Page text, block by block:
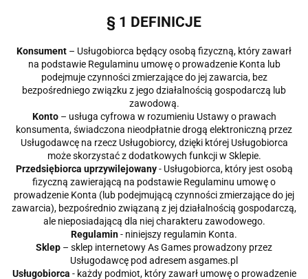
§ 1 DEFINICJE
Konsument – Usługobiorca będący osobą fizyczną, który zawarł
na podstawie Regulaminu umowę o prowadzenie Konta lub
podejmuje czynności zmierzające do jej zawarcia, bez
bezpośredniego związku z jego działalnością gospodarczą lub
zawodową.
Konto– usługa cyfrowa w rozumieniu Ustawy o prawach
konsumenta, świadczona nieodpłatnie drogą elektroniczną przez
Usługodawcę na rzecz Usługobiorcy, dzięki której Usługobiorca
może skorzystać z dodatkowych funkcji w Sklepie.
Przedsiębiorca uprzywilejowany- Usługobiorca, który jest osobą
fizyczną zawierającą na podstawie Regulaminu umowę o
prowadzenie Konta (lub podejmującą czynności zmierzające do jej
zawarcia), bezpośrednio związaną z jej działalnością gospodarczą,
ale nieposiadającą dla niej charakteru zawodowego.
Regulamin- niniejszy regulamin Konta.
Sklep – sklep internetowy As Games prowadzony przez
Usługodawcę pod adresem asgames.pl
Usługobiorca - każdy podmiot, który zawarł umowę o prowadzenie